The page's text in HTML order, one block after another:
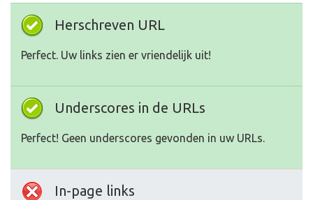
Herschreven URL
Perfect. Uw links zien er vriendelijk uit!
Underscores in de URLs
Perfect! Geen underscores gevonden in uw URLs.
In-page links